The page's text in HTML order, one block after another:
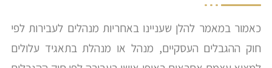
כאמור במאמר להלן שעניינו באחריות מנהלים לעבירות לפי
חוק ההגבלים העסקיים, מנהל או מנהלת בתאגיד עלולים